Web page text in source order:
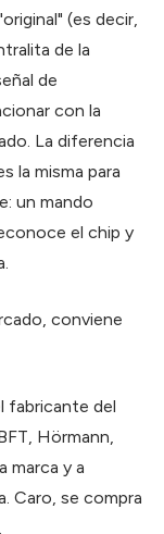
(es decir,
de la
de
con la
La diferencia
la misma para
un mando
el chip y
conviene
fabricante del
Hörmann,
marca y a
Caro, se compra